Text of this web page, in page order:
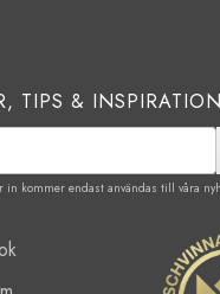
TIPS & INSPIRATION
kommer endast användas till våra